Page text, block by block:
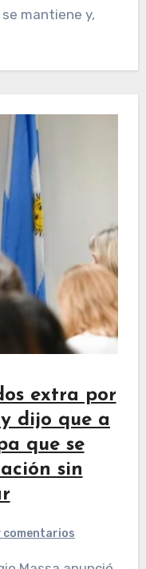
mantiene y,
extra por
y dijo que a
que se
sin
comentarios